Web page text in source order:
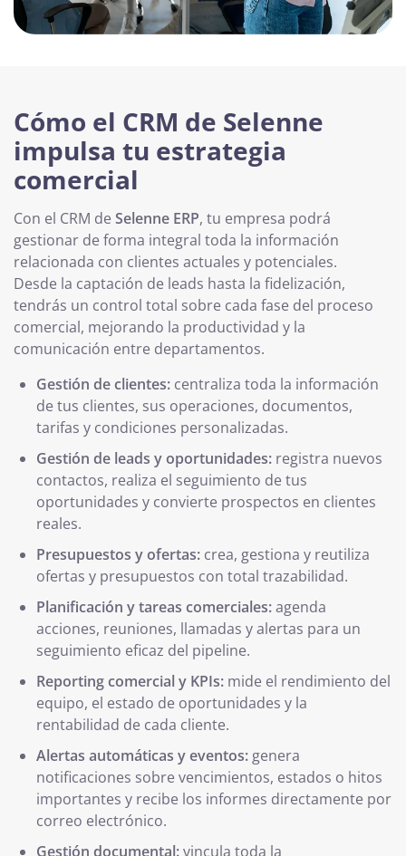
Cómo el CRM de Selenne
impulsa tu estrategia
comercial
Con el CRM de Selenne ERP, tu empresa podrá
gestionar de forma integral toda la información
relacionada con clientes actuales y potenciales.
Desde la captación de leads hasta la fidelización,
tendrás un control total sobre cada fase del proceso
comercial, mejorando la productividad y la
comunicación entre departamentos.
Gestión de clientes: centraliza toda la información
de tus clientes, sus operaciones, documentos,
tarifas y condiciones personalizadas.
Gestión de leads y oportunidades: registra nuevos
contactos, realiza el seguimiento de tus
oportunidades y convierte prospectos en clientes
reales.
Presupuestos y ofertas: crea, gestiona y reutiliza
ofertas y presupuestos con total trazabilidad.
Planificación y tareas comerciales:agenda
acciones, reuniones, llamadas y alertas para un
seguimiento eficaz del pipeline.
Reporting comercial y KPIs: mide el rendimiento del
equipo, el estado de oportunidades y la
rentabilidad de cada cliente.
Alertas automáticas y eventos:genera
notificaciones sobre vencimientos, estados o hitos
importantes y recibe los informes directamente por
correo electrónico.
Gestión documental:vincula toda la